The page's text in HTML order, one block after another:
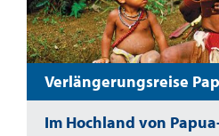
Im Hochland von